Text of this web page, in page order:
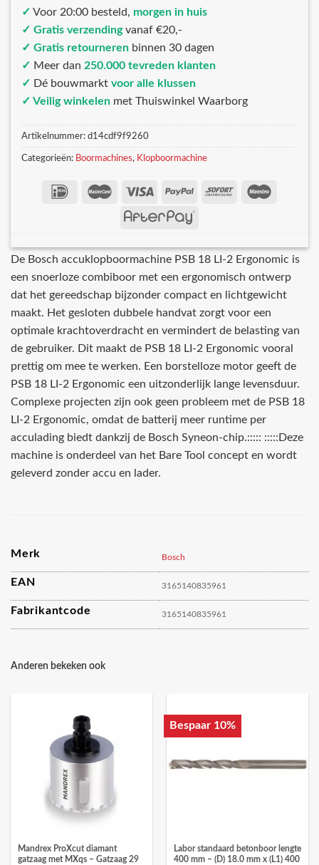
✓ Voor 20:00 besteld, morgen in huis
✓ Gratis verzendingvanaf €20,-
✓ Gratis retourneren binnen 30 dagen
✓ Meer dan 250.000 tevreden klanten
✓ Dé bouwmarkt voor alle klussen
✓ Veilig winkelen met Thuiswinkel Waarborg
Artikelnummer: d14cdf9f9260
Categorieën: Boormachines, Klopboormachine
De Bosch accuklopboormachine PSB 18 LI-2 Ergonomic is
een snoerloze combiboor met een ergonomisch ontwerp
dat het gereedschap bijzonder compact en lichtgewicht
maakt. Het gesloten dubbele handvat zorgt voor een
optimale krachtoverdracht en vermindert de belasting van
de gebruiker. Dit maakt de PSB 18 LI-2 Ergonomic vooral
prettig om mee te werken. Een borstelloze motor geeft de
PSB 18 LI-2 Ergonomic een uitzonderlijk lange levensduur.
Complexe projecten zijn ook geen probleem met de PSB 18
LI-2 Ergonomic, omdat de batterij meer runtime per
acculading biedt dankzij de Bosch Syneon-chip.::::: :::::Deze
machine is onderdeel van het Bare Tool concept en wordt
geleverd zonder accu en lader.
Merk Bosch
EAN 3165140835961
Fabrikantcode 3165140835961
Anderen bekeken ook
Mandrex ProXcut diamant
gatzaag met MXqs – Gatzaag 29
Bespaar 10%
Labor standaard betonboor lengte
400 mm – (D) 18.0 mm x (L1) 400